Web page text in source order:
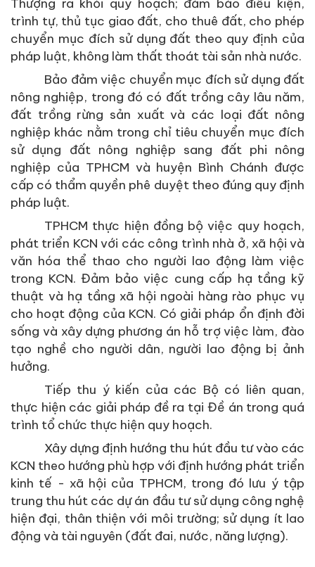
Thượng ra khỏi quy hoạch; đảm bảo điều kiện,
trình tự, thủ tục giao đất, cho thuê đất, cho phép
chuyển mục đích sử dụng đất theo quy định của
pháp luật, không làm thất thoát tài sản nhà nước.
Bảo đảm việc chuyển mục đích sử dụng đất
nông nghiệp, trong đó có đất trồng cây lâu năm,
đất trồng rừng sản xuất và các loại đất nông
nghiệp khác nằm trong chỉ tiêu chuyển mục đích
sử dụng đất nông nghiệp sang đất phi nông
nghiệp của TPHCM và huyện Bình Chánh được
cấp có thẩm quyền phê duyệt theo đúng quy định
pháp luật.
TPHCM thực hiện đồng bộ việc quy hoạch,
phát triển KCN với các công trình nhà ở, xã hội và
văn hóa thể thao cho người lao động làm việc
trong KCN. Đảm bảo việc cung cấp hạ tầng kỹ
thuật và hạ tầng xã hội ngoài hàng rào phục vụ
cho hoạt động của KCN. Có giải pháp ổn định đời
sống và xây dựng phương án hỗ trợ việc làm, đào
tạo nghề cho người dân, người lao động bị ảnh
hưởng.
Tiếp thu ý kiến của các Bộ có liên quan,
thực hiện các giải pháp đề ra tại Đề án trong quá
trình tổ chức thực hiện quy hoạch.
Xây dựng định hướng thu hút đầu tư vào các
KCN theo hướng phù hợp với định hướng phát triển
kinh tế - xã hội của TPHCM, trong đó lưu ý tập
trung thu hút các dự án đầu tư sử dụng công nghệ
hiện đại, thân thiện với môi trường; sử dụng ít lao
động và tài nguyên (đất đai, nước, năng lượng).